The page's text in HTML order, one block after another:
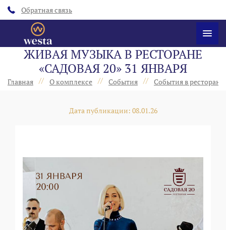
Обратная связь
ЖИВАЯ МУЗЫКА В РЕСТОРАНЕ
«САДОВАЯ 20» 31 ЯНВАРЯ
Главная // О комплексе // События // События в
Дата публикации: 08.01.26